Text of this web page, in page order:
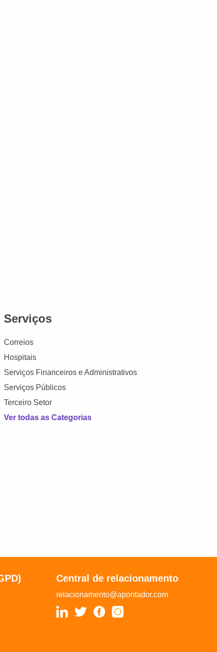
Serviços
Correios
Hospitais
Serviços Financeiros e Administrativos
Serviços Públicos
Terceiro Setor
Ver todas as Categorias
Central de relacionamento
relacionamento@apontador.com